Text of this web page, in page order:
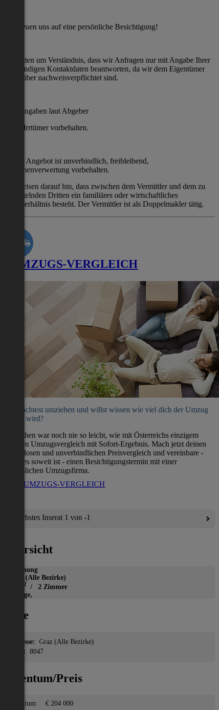
Wir freuen uns auf eine persönliche Besichtigung!
Wir bitten um Verständnis, dass wir Anfragen nur mit Angabe Ihrer
vollständigen Kontaktdaten beantworten, da wir dem Eigentümer
gegenüber nachweisverpflichtet sind.
Alle Angaben laut Abgeber
Irrtümer vorbehalten.
Dieses Angebot ist unverbindlich, freibleibend,
Zwischenverwertung vorbehalten.
Wir weisen darauf hin, dass zwischen dem Vermittler und dem zu
vermittelnden Dritten ein familiäres oder wirtschaftliches
Naheverhältnis besteht. Der Vermittler ist als Doppelmakler tätig.
UMZUGS-VERGLEICH
Du möchtest umziehen und willst wissen wie viel dich der Umzug
kosten wird?
Umziehen war noch nie so leicht, wie mit Österreichs einzigem
direkten Umzugsvergleich mit Sofort-Ergebnis. Mach jetzt deinen
kostenlosen und unverbindlichen Preisvergleich und vereinbare -
wenn es soweit ist - einen Besichtigungstermin mit einer
verlässlichen Umzugsfirma.
ZUM UMZUGS-VERGLEICH
Nächstes Inserat 1 von -1
Übersicht
Wohnung
Graz (Alle Bezirke)
2 / 2 Zimmer
Garage,
Lage
Adresse: Graz (Alle Bezirke)
PLZ:
8047
Eigentum/Preis
Eigentum: € 204 000